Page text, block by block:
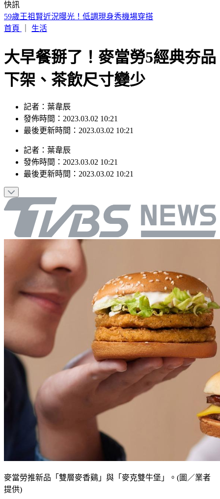
快訊
快訊／楊銘威11年婚姻離婚 方志友證實了
首頁
生活
大早餐掰了！麥當勞5經典夯品
下架、茶飲尺寸變少
記者：葉韋辰
發佈時間：2023.03.02 10:21
最後更新時間：2023.03.02 10:21
記者 ： 葉韋辰
發佈時間： 2023.03.02 10:21
最後更新時間： 2023.03.02 10:21
麥當勞推新品「雙層麥香鷄」與「麥克雙牛堡」。(圖／業者
提供)